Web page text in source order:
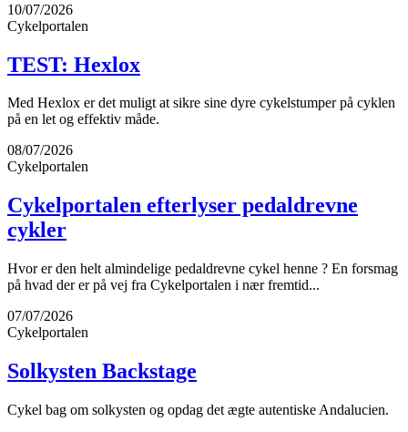
10/07/2026
Cykelportalen
TEST: Hexlox
Med Hexlox er det muligt at sikre sine dyre cykelstumper på cyklen
på en let og effektiv måde.
08/07/2026
Cykelportalen
Cykelportalen efterlyser pedaldrevne
cykler
Hvor er den helt almindelige pedaldrevne cykel henne ? En forsmag
på hvad der er på vej fra Cykelportalen i nær fremtid...
07/07/2026
Cykelportalen
Solkysten Backstage
Cykel bag om solkysten og opdag det ægte autentiske Andalucien.